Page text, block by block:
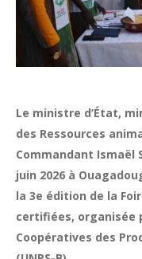
Le ministre d’État,
des Ressources
Commandant Ismaël
juin 2026 à
la 3e édition de la
certifiées, organisée
Coopératives des